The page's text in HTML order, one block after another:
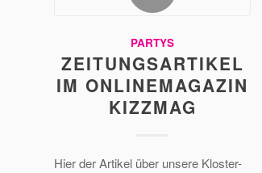
PARTYS
ZEITUNGSARTIKEL
IM ONLINEMAGAZIN
KIZZMAG
Hier der Artikel über unsere Kloster-